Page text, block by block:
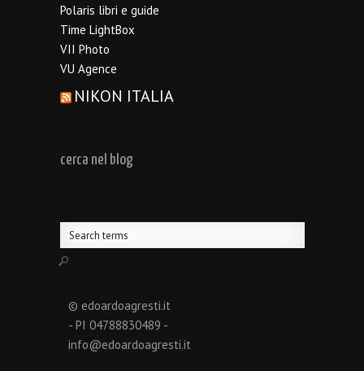
Polaris libri e guide
Time LightBox
VII Photo
VU Agence
NIKON ITALIA
cerca nel blog
© edoardoagresti.it
- PI 04788830489 -
info@edoardoagresti.it